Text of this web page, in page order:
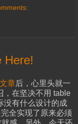
Here!
章后，心里头就一
，在坚决不用 table
没有什么设计的成
全实现了原来必须